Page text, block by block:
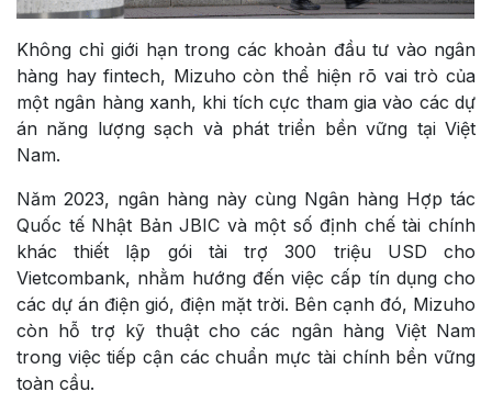
Không chỉ giới hạn trong các khoản đầu tư vào ngân
hàng hay fintech, Mizuho còn thể hiện rõ vai trò của
một ngân hàng xanh, khi tích cực tham gia vào các dự
án năng lượng sạch và phát triển bền vững tại Việt
Nam.
Năm 2023, ngân hàng này cùng Ngân hàng Hợp tác
Quốc tế Nhật Bản JBIC và một số định chế tài chính
khác thiết lập gói tài trợ 300 triệu USD cho
Vietcombank, nhằm hướng đến việc cấp tín dụng cho
các dự án điện gió, điện mặt trời. Bên cạnh đó, Mizuho
còn hỗ trợ kỹ thuật cho các ngân hàng Việt Nam
trong việc tiếp cận các chuẩn mực tài chính bền vững
toàn cầu.